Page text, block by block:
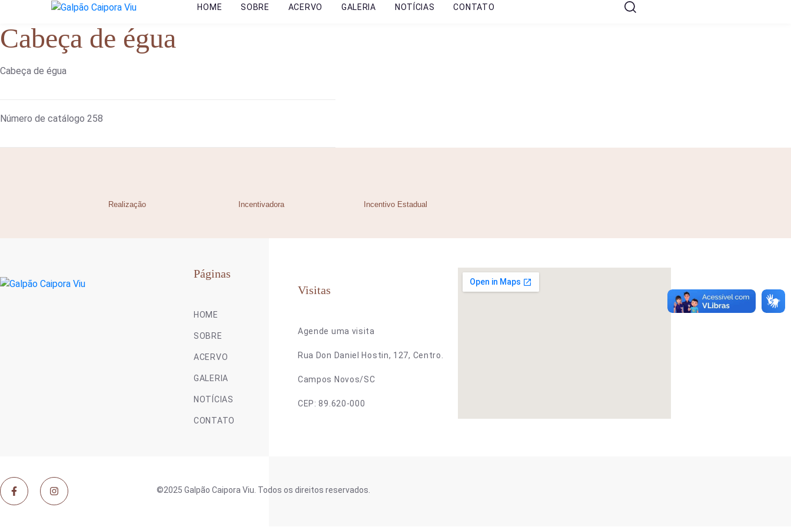
HOME SOBRE ACERVO GALERIA NOTÍCIAS CONTATO
Cabeça de égua
Cabeça de égua
Número de catálogo 258
Realização Incentivadora Incentivo Estadual
Páginas
HOME
SOBRE
ACERVO
GALERIA
NOTÍCIAS
CONTATO
Visitas
Agende uma visita
Rua Don Daniel Hostin, 127, Centro.
Campos Novos/SC
CEP: 89.620-000
©2025 Galpão Caipora Viu. Todos os direitos reservados.